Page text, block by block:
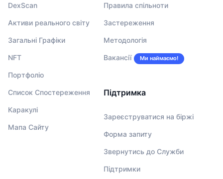
DexScan
Активи реального світу
Загальні Графіки
NFT
Портфоліо
Список Спостереження
Каракулі
Мапа Сайту
Правила спільноти
Застереження
Методологія
Вакансії Ми наймаємо!
Підтримка
Зареєструватися на біржі
Форма запиту
Звернутись до Служби
Підтримки